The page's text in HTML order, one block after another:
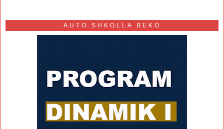
AUTO SHKOLLA BEKO